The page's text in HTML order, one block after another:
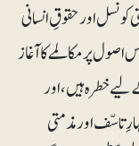
اور حقوقِ انسانی
اصول پر مکالمے کا آغاز
خطرہ ہیں، اور
تاسّف اور مذمتی